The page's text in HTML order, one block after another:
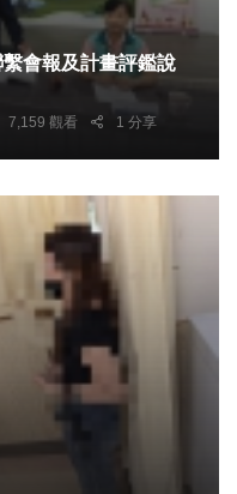
會報及計畫評鑑說
7,159 觀看 1 分享